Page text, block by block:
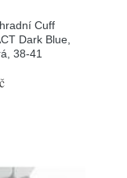
Cuff
Dark Blue,
38-41